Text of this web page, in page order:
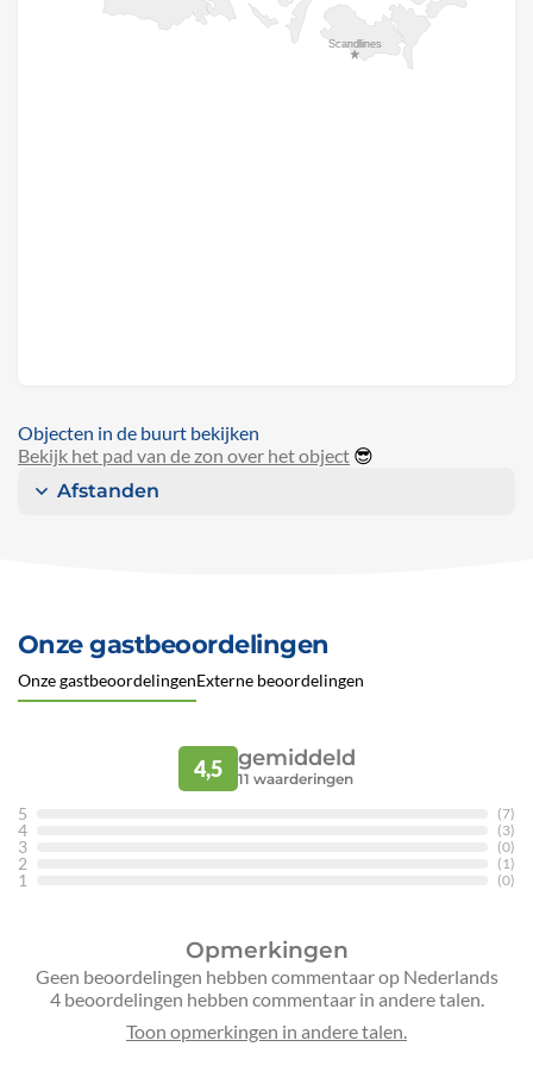
Objecten in de buurt bekijken
Bekijk het pad van de zon over het object 😎
Afstanden
Onze gastbeoordelingen
Onze gastbeoordelingenExterne beoordelingen
4,5 gemiddeld
11 waarderingen
5 (7)
4 (3)
3 (0)
2 (1)
1 (0)
Opmerkingen
Geen beoordelingen hebben commentaar op Nederlands
4 beoordelingen hebben commentaar in andere talen.